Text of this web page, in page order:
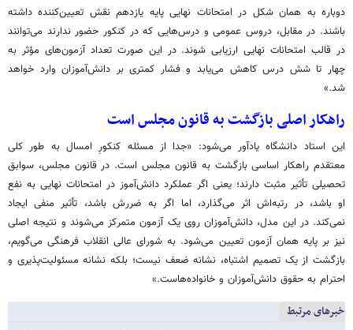
دوباره به همان شکل در امتحانات نهایی پایه یازدهم نقش تعیین‌کننده داشته
باشند. در مقابل، دروس عمومی و درس‌هایی که در کنکور حضور ندارند می‌توانند
در قالب امتحانات نهایی ارزیابی شوند. در این صورت تعداد آزمون‌های مؤثر به
چهار تا شش درس کاهش می‌یابد و فشار کمتری بر دانش‌آموزان وارد خواهد
شد.»
راهکار اصلی بازگشت به قانون مجلس است
این استاد دانشگاه یادآور می‌شود: «جدا از مسئله کنکورِ امسال به طور کلی
معتقدم راهکار اساسی بازگشت به قانون مجلس است. در قانون مجلس، سوابق
تحصیلی تأثیر مثبت دارند؛ یعنی اگر عملکرد دانش‌آموز در امتحانات نهایی به نفع
او باشد، در رتبه‌اش اثر می‌گذارد، اما اگر به ضررش باشد، تأثیر منفی ایجاد
نمی‌کند. در این مدل، دانش‌آموزان روی یک آزمون متمرکز می‌شوند و نتیجه اصلی
نیز بر پایه همان آزمون تعیین می‌شود. به شورای عالی انقلاب فرهنگی می‌گویم،
بازگشت از یک تصمیم اشتباه، نشانه ضعف نیست؛ بلکه نشانه مسئولیت‌پذیری و
احترام به حقوق دانش‌آموزان و خانواده‌هاست.»
خبرهای مرتبط